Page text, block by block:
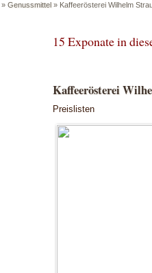
» Genussmittel » Kaffeerösterei Wilhelm
15 Exponate in
Kaffeerösterei
Preislisten